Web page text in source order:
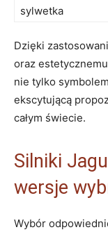
sylwetka
Dzięki
oraz
nie tylko
ekscytującą
całym ⁤świecie.
Silniki
wersje
Wybór